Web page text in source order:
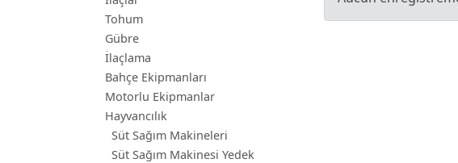
Tohum
Gübre
İlaçlama
Bahçe Ekipmanları
Motorlu Ekipmanlar
Hayvancılık
Süt Sağım Makineleri
Süt Sağım Makinesi Yedek